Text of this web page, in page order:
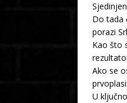
Do tada
porazi
Kao što
Ako se
U